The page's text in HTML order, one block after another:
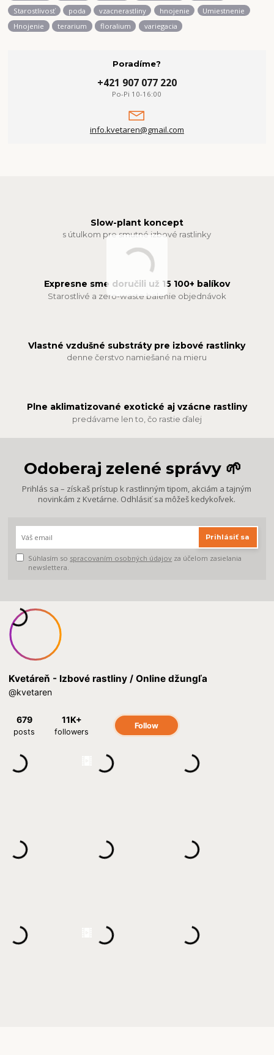
Starostlivosť poda vzacnerastliny hnojenie
Umiestnenie
Hnojenie
terarium floralium variegacia
Poradíme?
+421 907 077 220
Po-Pi 10-16:00
info.kvetaren@gmail.com
Slow-plant koncept
s útulkom pre smutné izbové rastlinky
Expresne sme doručili už 15 100+ balíkov
Starostlivé a zero-waste balenie objednávok
Vlastné vzdušné substráty pre izbové rastlinky
denne čerstvo namiešané na mieru
Plne aklimatizované exotické aj vzácne rastliny
predávame len to, čo rastie ďalej
Odoberaj zelené správy 🌱
Prihlás sa – získaš prístup k rastlinným tipom, akciám a tajným
novinkám z Kvetárne. Odhlásiť sa môžeš kedykoľvek.
Prihlásiť sa
Súhlasím so spracovaním osobných údajov za účelom zasielania
newslettera.